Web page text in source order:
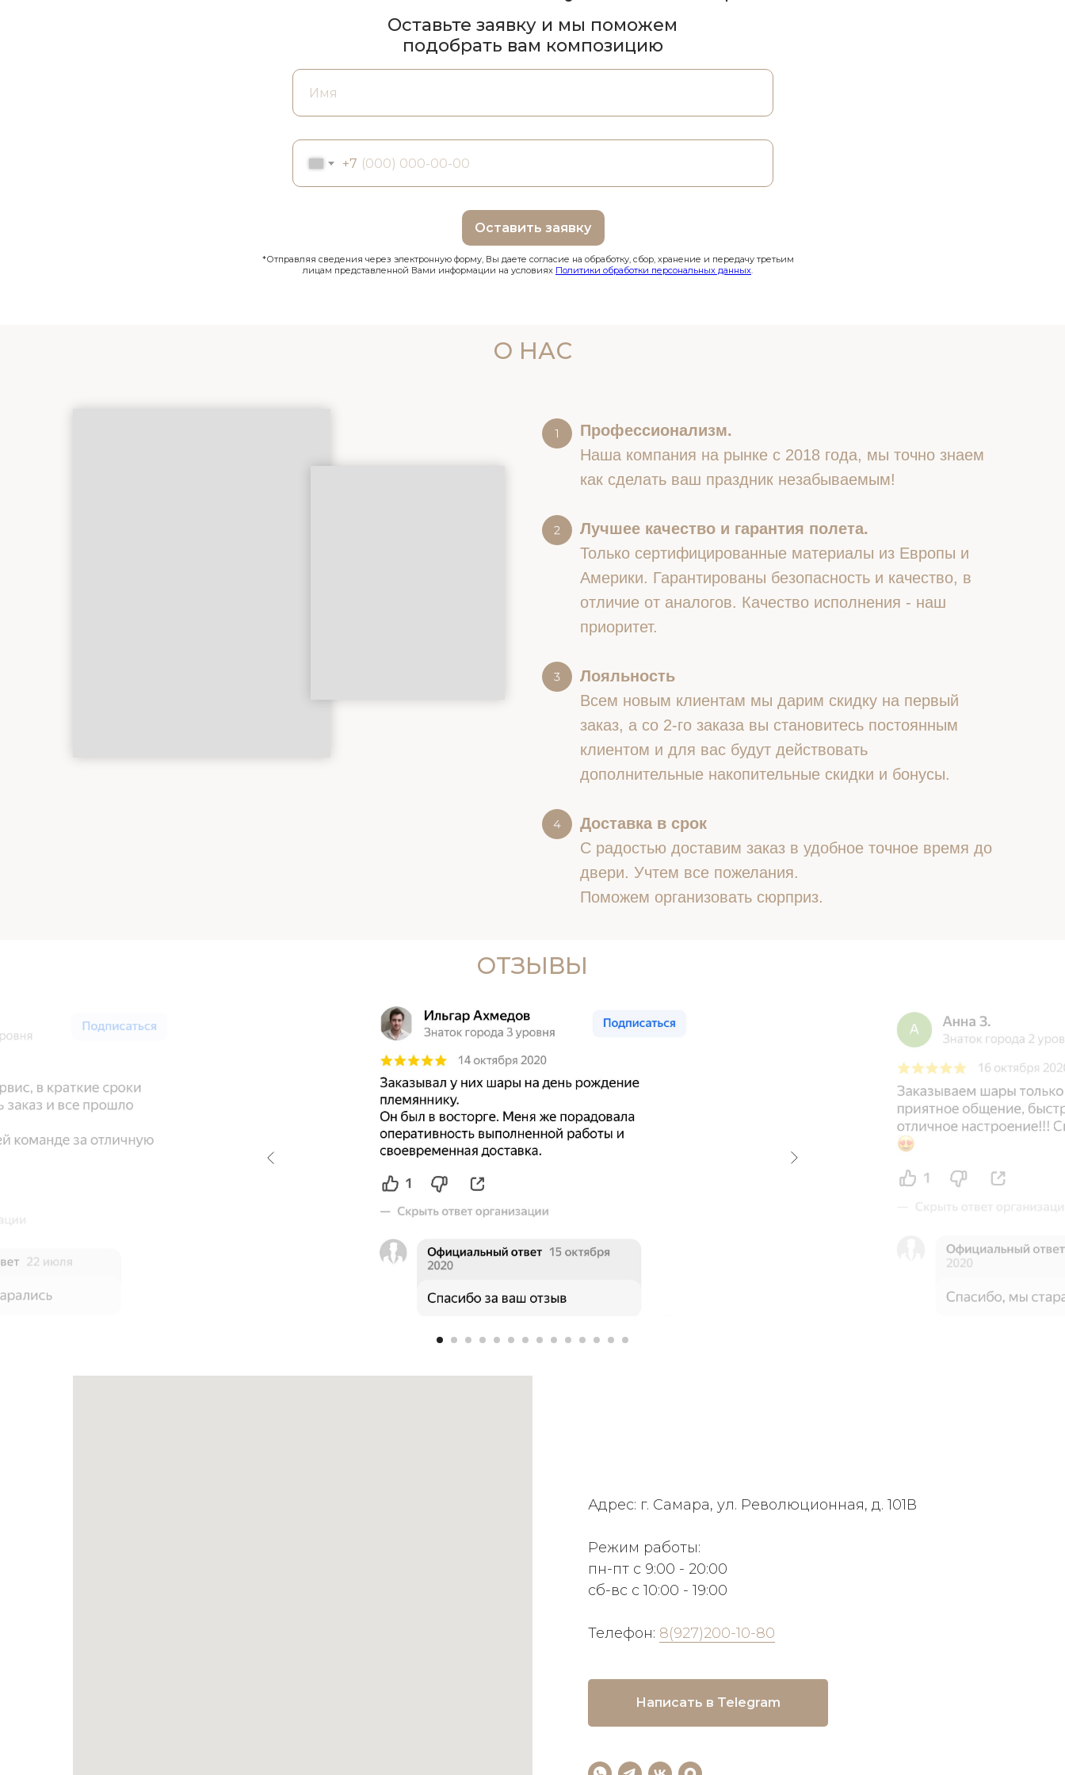
+7
Оставить заявку
Оставьте заявку и мы поможем
подобрать вам композицию
*Отправляя сведения через электронную форму, Вы даете согласие на обработку, сбор, хранение и передачу третьим
лицам представленной Вами информации на условиях Политики обработки персональных данных.
О НАС
Профессионализм.
Наша компания на рынке с 2018 года, мы точно знаем
как сделать ваш праздник незабываемым!
Лучшее качество и гарантия полета.
Только сертифицированные материалы из Европы и
Америки. Гарантированы безопасность и качество, в
отличие от аналогов. Качество исполнения - наш
приоритет.
Лояльность
Всем новым клиентам мы дарим скидку на первый
заказ, а со 2-го заказа вы становитесь постоянным
клиентом и для вас будут действовать
дополнительные накопительные скидки и бонусы.
Доставка в срок
С радостью доставим заказ в удобное точное время до
двери. Учтем все пожелания.
Поможем организовать сюрприз.
ОТЗЫВЫ
Адрес: г. Самара, ул. Революционная, д. 101В
Режим работы:
пн-пт с 9:00 - 20:00
сб-вс с 10:00 - 19:00
Телефон: 8(927)200-10-80
Написать в Telegram